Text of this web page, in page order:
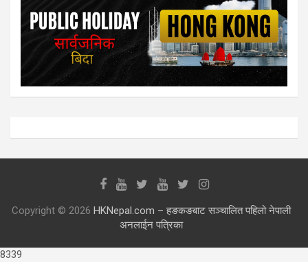
Copyright © 2026 HKNepal.com – हङकङबाट सञ्चालित पहिलो नेपाली
अनलाईन पत्रिका
8339